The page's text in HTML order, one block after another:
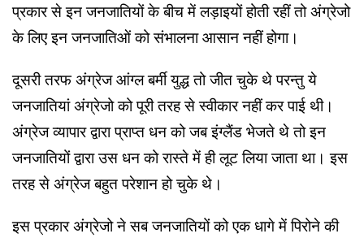
प्रकार से इन जनजातियों के बीच में लड़ाइयों होती रहीं तो अंग्रेजो
के लिए इन जनजातिओं को संभालना आसान नहीं होगा।
दूसरी तरफ अंग्रेज आंग्ल बर्मी युद्ध तो जीत चुके थे परन्तु ये
जनजातियां अंग्रेजो को पूरी तरह से स्वीकार नहीं कर पाई थी।
अंग्रेज व्यापार द्वारा प्राप्त धन को जब इंग्लैंड भेजते थे तो इन
जनजातियों द्वारा उस धन को रास्ते में ही लूट लिया जाता था। इस
तरह से अंग्रेज बहुत परेशान हो चुके थे।
इस प्रकार अंग्रेजो ने सब जनजातियों को एक धागे में पिरोने की